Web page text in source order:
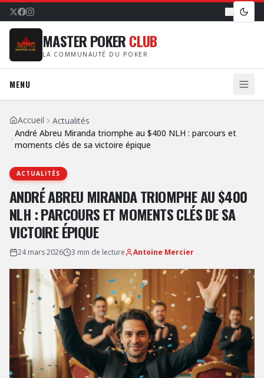
MASTER POKERCLUB
LA COMMUNAUTÉ DU POKER
MENU
Accueil
Actualités
André Abreu Miranda triomphe au $400 NLH : parcours et
moments clés de sa victoire épique
ACTUALITÉS
ANDRÉ ABREU MIRANDA TRIOMPHE AU $400
NLH : PARCOURS ET MOMENTS CLÉS DE SA
VICTOIRE ÉPIQUE
24 mars 2026 3 min de lecture Antoine Mercier